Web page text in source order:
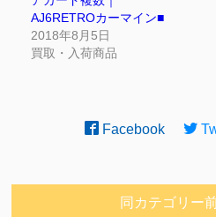
AJ6RETROカーマイン■
2018年8月5日
買取・入荷商品
Facebook
同カテゴリー